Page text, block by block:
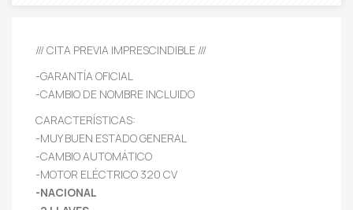
/// CITA PREVIA IMPRESCINDIBLE ///
-GARANTÍA OFICIAL
-CAMBIO DE NOMBRE INCLUIDO
CARACTERÍSTICAS:
-MUY BUEN ESTADO GENERAL
-CAMBIO AUTOMÁTICO
-MOTOR ELÉCTRICO 320 CV
-NACIONAL